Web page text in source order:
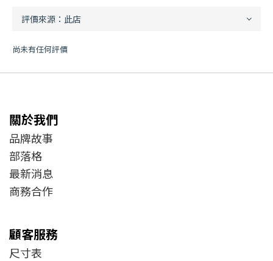
尚未有任何評價
關於我們
品牌故事
部落格
最新消息
商務合作
顧客服務
尺寸表